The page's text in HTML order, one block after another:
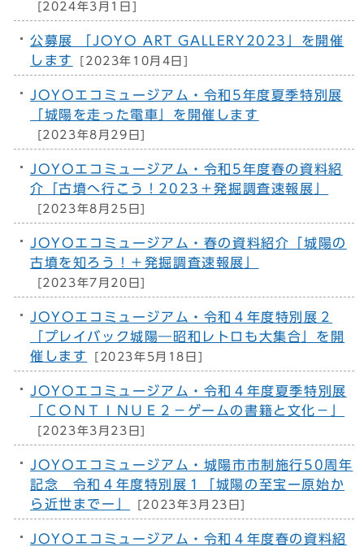
[2024年3月1日]
公募展 「JOYO ART GALLERY2023」を開催
します
[2023年10月4日]
JOYOエコミュージアム・令和5年度夏季特別展
「城陽を走った電車」を開催します
[2023年8月29日]
JOYOエコミュージアム・令和5年度春の資料紹
介「古墳へ行こう！2023＋発掘調査速報展」
[2023年8月25日]
JOYOエコミュージアム・春の資料紹介「城陽の
古墳を知ろう！＋発掘調査速報展」
[2023年7月20日]
JOYOエコミュージアム・令和４年度特別展２
「プレイバック城陽―昭和レトロも大集合」を開
催します
[2023年5月18日]
JOYOエコミュージアム・令和４年度夏季特別展
「ＣＯＮＴＩＮＵＥ２－ゲームの書籍と文化－」
[2023年3月23日]
JOYOエコミュージアム・城陽市市制施行50周年
記念 令和４年度特別展１「城陽の至宝ー原始か
ら近世までー」
[2023年3月23日]
JOYOエコミュージアム・令和４年度春の資料紹